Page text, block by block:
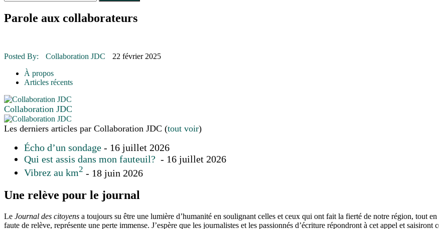
30 juin 2015
Fantaisie et créativité en mode jeunesse
16 juillet 2026 | Une Saint-Jean rassembleuse
16 juillet 2026 | COMMUNAUTAIRE
Parole aux collaborateurs
Posted By: Collaboration JDC
22 février 2025
À propos
Articles récents
Collaboration JDC
Les derniers articles par Collaboration JDC (tout voir)
Écho d’un sondage - 16 juillet 2026
Qui est assis dans mon fauteuil? - 16 juillet 2026
Vibrez au km2 - 18 juin 2026
Une relève pour le journal
Le Journal des citoyens a toujours su être une lumière d’humanité en soulignant celles et ceux qui ont fait la fierté de notre région, tout
faute de relève, représente une perte immense. J’espère que les journalistes et les passionnés d’écriture répondront à cet appel et